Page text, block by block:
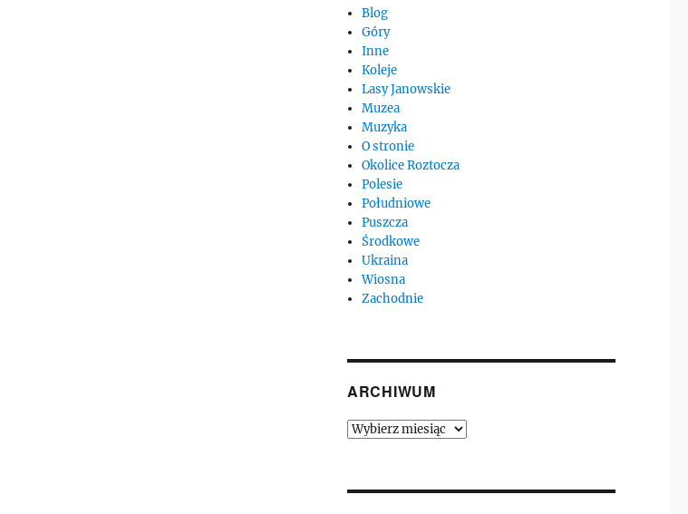
Blog
Góry
Inne
Koleje
Lasy Janowskie
Muzea
Muzyka
O stronie
Okolice Roztocza
Polesie
Południowe
Puszcza
Środkowe
Ukraina
Wiosna
Zachodnie
ARCHIWUM
Archiwum